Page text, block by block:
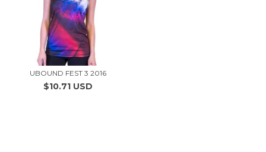
UBOUND FEST 3 2016
$10.71 USD